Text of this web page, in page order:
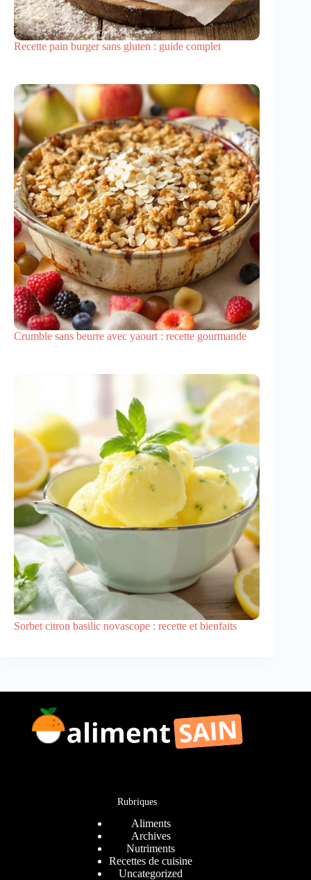
Recette pain burger sans gluten : guide complet
Crumble sans beurre avec yaourt : recette gourmande
Sorbet citron basilic novascope : recette et bienfaits
Rubriques
Aliments
Archives
Nutriments
Recettes de cuisine
Uncategorized